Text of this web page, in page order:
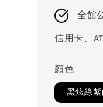
全館
信用卡、
顏色
黑炫綠紫